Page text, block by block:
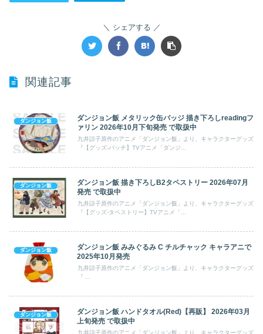
シェアする
関連記事
ダンジョン飯
ダンジョン飯 メタリック缶バッジ 描き下ろしreadingフ
ァリン 2026年10月下旬発売 で取扱中
九井諒子原作のアニメ「ダンジョン飯」より、キャラクターグッズ
『【グッズ-バッチ】TVアニメ「ダンジ...
ダンジョン飯
ダンジョン飯 描き下ろしB2タペストリー 2026年07月
発売 で取扱中
九井諒子原作のアニメ「ダンジョン飯」より、キャラクターグッズ
『【グッズ-タペストリー】TVアニメ「...
ダンジョン飯
ダンジョン飯 みみぐるみ C チルチャック キャラアニで
2025年10月発売
九井諒子原作のアニメ「ダンジョン飯」より、キャラクターグッズ
ダンジョン飯
ダンジョン飯 ハンドタオル(Red)【再販】 2026年03月
上旬発売 で取扱中
九井諒子原作のアニメ「ダンジョン飯」より、キャラクターグッズ